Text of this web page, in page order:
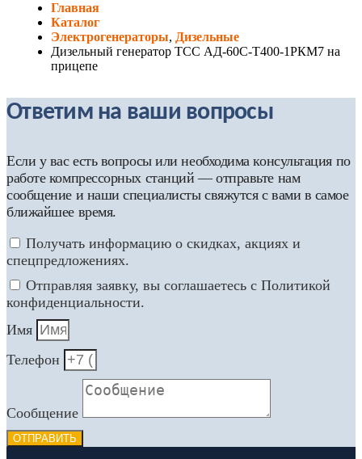
Главная
Каталог
Электрогенераторы, Дизельные
Дизельный генератор ТСС АД-60С-Т400-1РКМ7 на
прицепе
Ответим на ваши вопросы
Если у вас есть вопросы или необходима консультация по
работе компрессорных станций — отправьте нам
сообщение и наши специалисты свяжутся с вами в самое
ближайшее время.
Получать информацию о скидках, акциях и
спецпредложениях.
Отправляя заявку, вы соглашаетесь с Политикой
конфиденциальности.
Имя
Телефон
Сообщение
ОТПРАВИТЬ